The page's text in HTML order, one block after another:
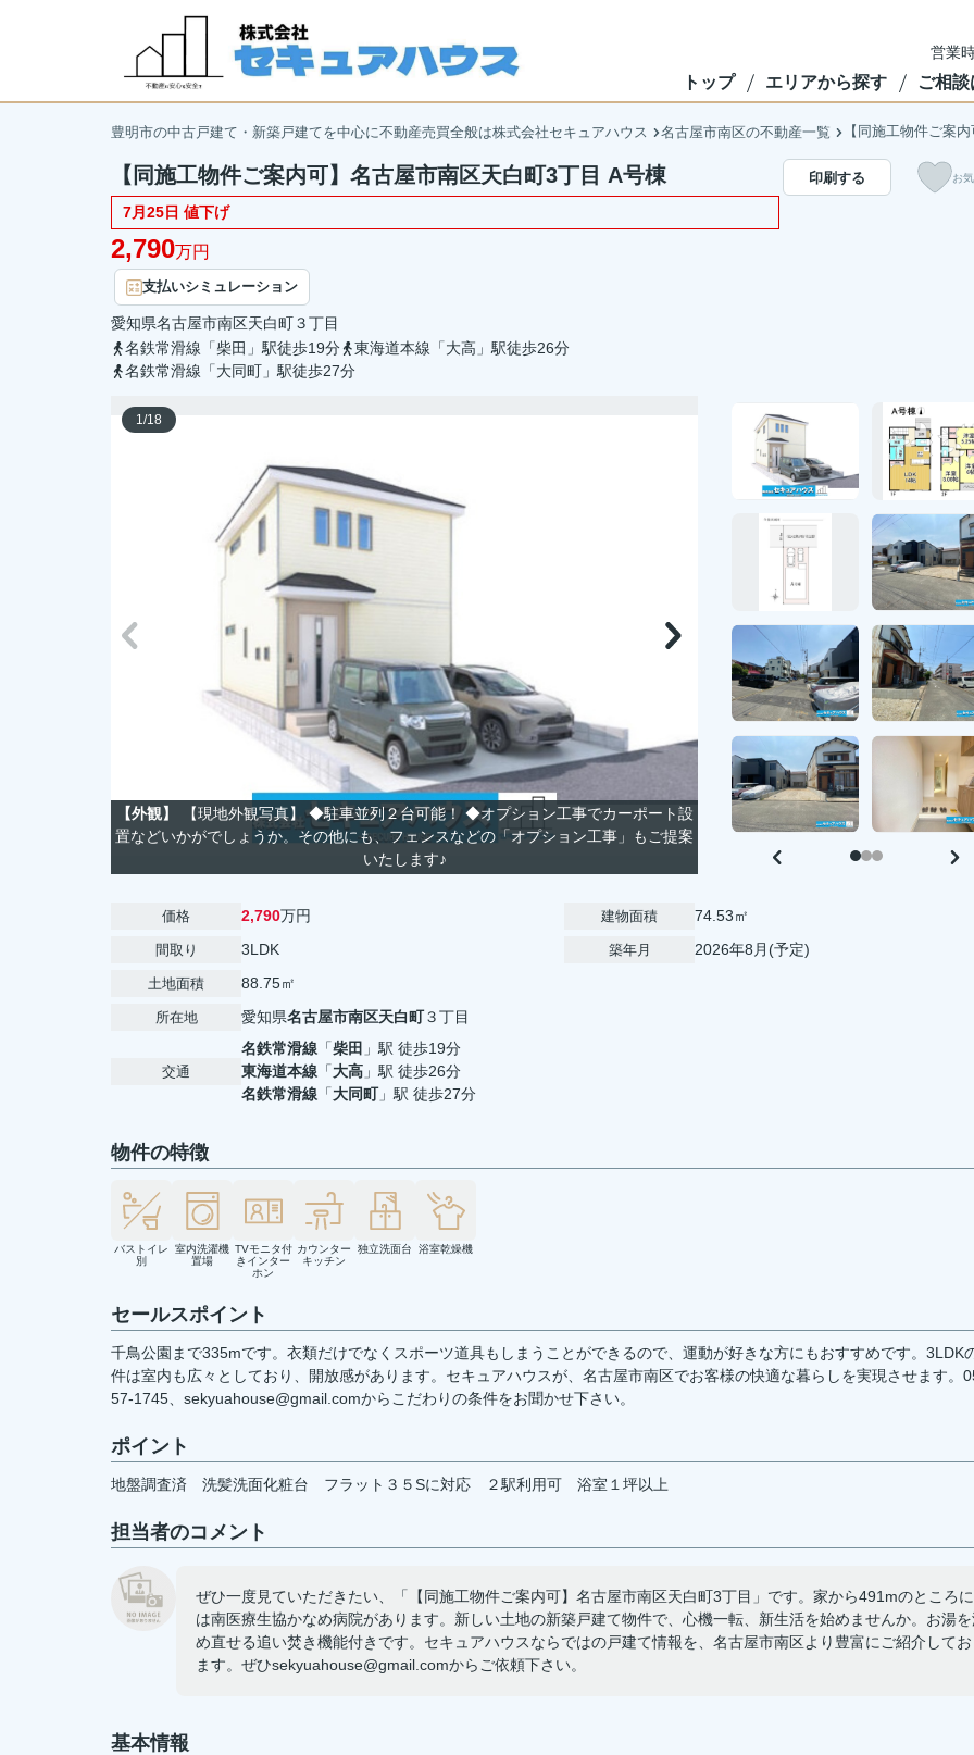
営業
トップ エリアから探す ご相
豊明市の中古戸建て・新築戸建てを中心に不動産売買全般は株式会社セキュアハウス 名古屋市南区の不動産一覧 【同施工物件ご案
【同施工物件ご案内可】名古屋市南区天白町3丁目 A号棟
7月25日 値下げ
2,790万円
支払いシミュレーション
愛知県名古屋市南区天白町３丁目
名鉄常滑線「柴田」駅徒歩19分
東海道本線「大高」駅徒歩26分
名鉄常滑線「大同町」駅徒歩27分
印刷する お
1/18
【外観】
【現地外観写真】 ◆駐車並列２台可能！ ◆オプション工事でカーポート設
置などいかがでしょうか。その他にも、フェンスなどの「オプション工事」もご提案
いたします♪
価格 2,790万円
間取り 3LDK
土地面積 88.75㎡
所在地 愛知県名古屋市南区天白町３丁目
交通
名鉄常滑線 「柴田 」駅 徒歩19分
東海道本線 「大高 」駅 徒歩26分
名鉄常滑線 「大同町」駅 徒歩27分
建物面積 74.53㎡
築年月 2026年8月(予定)
物件の特徴
バストイレ
別
室内洗濯機
置場
TVモニタ付
きインター
ホン
カウンター
キッチン
独立洗面台 浴室乾燥機
セールスポイント
千鳥公園まで335mです。衣類だけでなくスポーツ道具もしまうことができるので、運動が好きな方にもおすすめです。3LDK
件は室内も広々としており、開放感があります。セキュアハウスが、名古屋市南区でお客様の快適な暮らしを実現させます。
57-1745、sekyuahouse@gmail.comからこだわりの条件をお聞かせ下さい。
ポイント
地盤調査済 洗髪洗面化粧台 フラット３５Sに対応 ２駅利用可 浴室１坪以上
担当者のコメント
ぜひ一度見ていただきたい、「【同施工物件ご案内可】名古屋市南区天白町3丁目」です。家から491mのところに
は南医療生協かなめ病院があります。新しい土地の新築戸建て物件で、心機一転、新生活を始めませんか。お湯
め直せる追い焚き機能付きです。セキュアハウスならではの戸建て情報を、名古屋市南区より豊富にご紹介して
ます。ぜひsekyuahouse@gmail.comからご依頼下さい。
基本情報